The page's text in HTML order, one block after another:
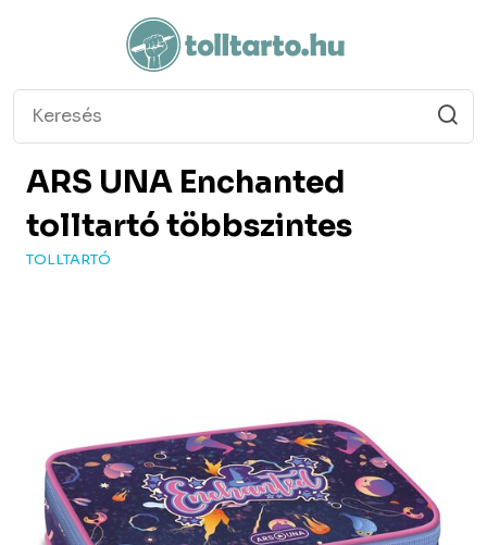
ARS UNA Enchanted
tolltartó többszintes
TOLLTARTÓ